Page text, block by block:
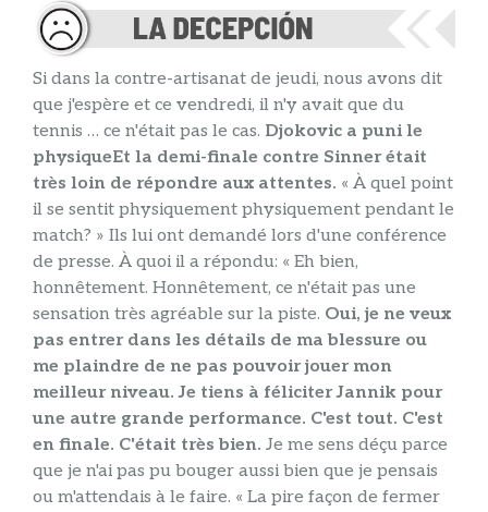
Si dans la contre-artisanat de jeudi, nous avons dit
que j'espère et ce vendredi, il n'y avait que du
tennis … ce n'était pas le cas. Djokovic a puni le
physiqueEt la demi-finale contre Sinner était
très loin de répondre aux attentes. « À quel point
il se sentit physiquement physiquement pendant le
match? » Ils lui ont demandé lors d'une conférence
de presse. À quoi il a répondu: « Eh bien,
honnêtement. Honnêtement, ce n'était pas une
sensation très agréable sur la piste. Oui, je ne veux
pas entrer dans les détails de ma blessure ou
me plaindre de ne pas pouvoir jouer mon
meilleur niveau. Je tiens à féliciter Jannik pour
une autre grande performance. C'est tout. C'est
en finale. C'était très bien. Je me sens déçu parce
que je n'ai pas pu bouger aussi bien que je pensais
ou m'attendais à le faire. « La pire façon de fermer